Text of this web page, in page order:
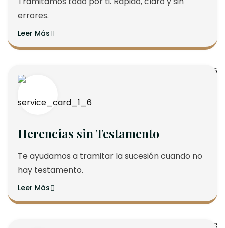
errores.
Leer Más
Herencias sin Testamento
Te ayudamos a tramitar la sucesión cuando no
hay testamento.
Leer Más